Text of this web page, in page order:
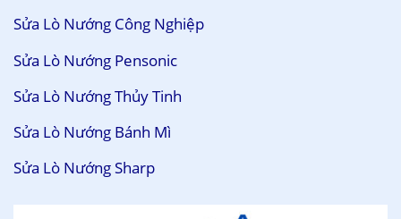
Sửa Lò Nướng Công Nghiệp
Sửa Lò Nướng Pensonic
Sửa Lò Nướng Thủy Tinh
Sửa Lò Nướng Bánh Mì
Sửa Lò Nướng Sharp